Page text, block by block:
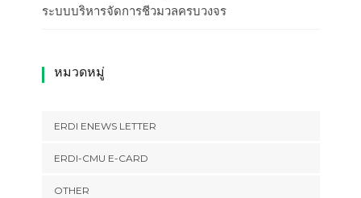
ระบบบริหารจัดการชีวมวลครบวงจร
หมวดหมู่
ERDI ENEWS LETTER
ERDI-CMU E-CARD
OTHER